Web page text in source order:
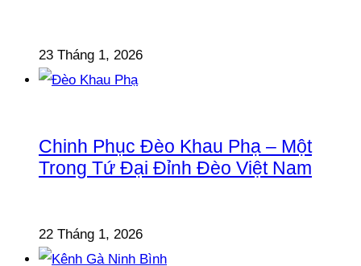
23 Tháng 1, 2026
Chinh Phục Đèo Khau Phạ – Một
Trong Tứ Đại Đỉnh Đèo Việt Nam
22 Tháng 1, 2026